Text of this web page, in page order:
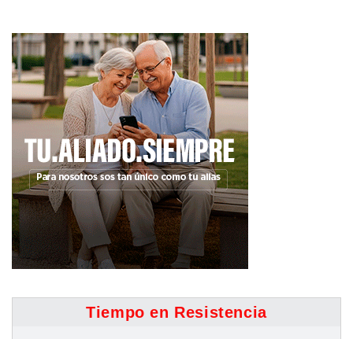
Tiempo en Resistencia